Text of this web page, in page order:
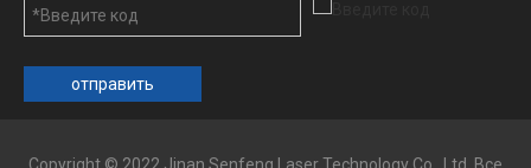
отправить
Copyright © 2022 Jinan Senfeng Laser Technology Co., Ltd. Все